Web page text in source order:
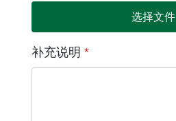
选择文件
补充说明*